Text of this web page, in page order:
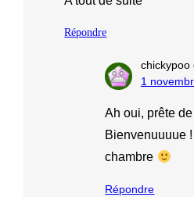
Répondre
chickypoo
1
Ah oui, prête
Bienvenuuuue
chambre
Répondre